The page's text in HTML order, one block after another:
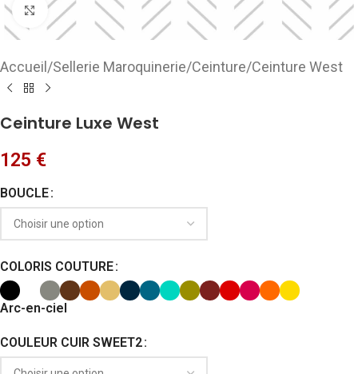
Cliquez pour agrandir
Accueil /Sellerie Maroquinerie/Ceinture/Ceinture West
Ceinture Luxe West
125 €
BOUCLE
COLORIS COUTURE
Arc-en-ciel
COULEUR CUIR SWEET2